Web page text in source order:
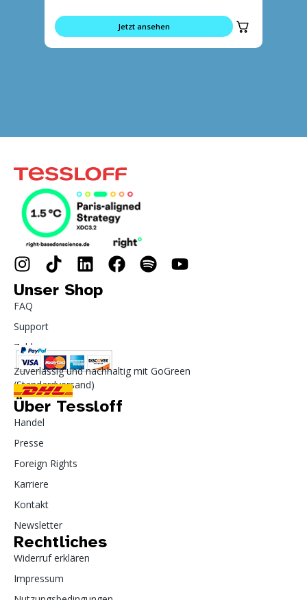
Jetzt ansehen
Unser Shop
FAQ
Support
Zahlung
Zuverlässig und nachhaltig mit GoGreen
(Standardversand)
Über Tessloff
Handel
Presse
Foreign Rights
Karriere
Kontakt
Newsletter
Rechtliches
Widerruf erklären
Impressum